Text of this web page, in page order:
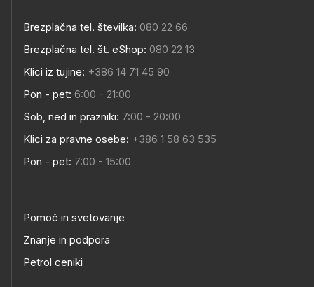
Brezplačna tel. številka: 080 22 66
Brezplačna tel. št. eShop: 080 22 13
Klici iz tujine: +386 14 71 45 90
Pon - pet: 6:00 - 21:00
Sob, ned in prazniki: 7:00 - 20:00
Klici za pravne osebe: +386 1 58 63 535
Pon - pet: 7:00 - 15:00
Pomoč in svetovanje
Znanje in podpora
Petrol ceniki